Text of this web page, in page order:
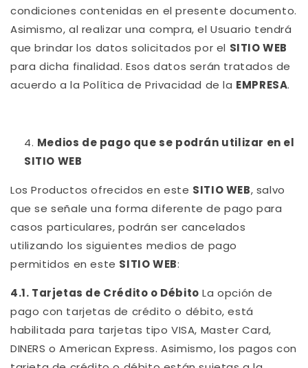
condiciones contenidas en el presente documento.
Asimismo, al realizar una compra, el Usuario tendrá
que brindar los datos solicitados por el SITIO WEB
para dicha finalidad. Esos datos serán tratados de
acuerdo a la Política de Privacidad de la EMPRESA.
Medios de pago que se podrán utilizar en el
SITIO WEB
Los Productos ofrecidos en este SITIO WEB, salvo
que se señale una forma diferente de pago para
casos particulares, podrán ser cancelados
utilizando los siguientes medios de pago
permitidos en este SITIO WEB:
4.1. Tarjetas de Crédito o Débito La opción de
pago con tarjetas de crédito o débito, está
habilitada para tarjetas tipo VISA, Master Card,
DINERS o American Express. Asimismo, los pagos con